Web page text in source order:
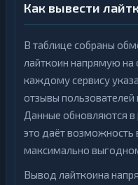
Как вывести
В таблице собраны
лайткоин напрямую на
каждому сервису
отзывы пользователей
Данные обновляются
это даёт возможность
максимально
Вывод лайткоина